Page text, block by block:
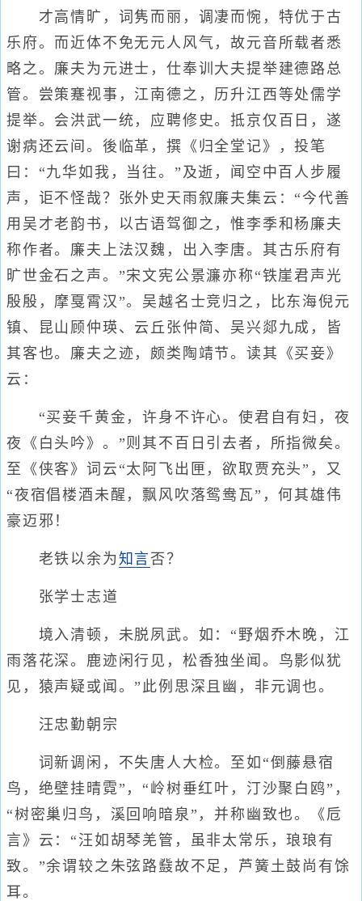
才高情旷，词隽而丽，调凄而惋，特优于古
乐府。而近体不免无元人风气，故元音所载者悉
略之。廉夫为元进士，仕奉训大夫提举建德路总
管。尝策蹇视事，江南德之，历升江西等处儒学
提举。会洪武一统，应聘修史。抵京仅百日，遂
谢病还云间。後临革，撰《归全堂记》，投笔
曰：“九华如我，当往。”及逝，闻空中百人步履
声，讵不怪哉？张外史天雨叙廉夫集云：“今代善
用吴才老韵书，以古语驾御之，惟李季和杨廉夫
称作者。廉夫上法汉魏，出入李唐。其古乐府有
旷世金石之声。”宋文宪公景濂亦称“铁崖君声光
殷殷，摩戛霄汉”。吴越名士竞归之，比东海倪元
镇、昆山顾仲瑛、云丘张仲简、吴兴郯九成，皆
其客也。廉夫之迹，颇类陶靖节。读其《买妾》
云：
“买妾千黄金，许身不许心。使君自有妇，夜
夜《白头吟》。”则其不百日引去者，所指微矣。
至《侠客》词云“太阿飞出匣，欲取贾充头”，又
“夜宿倡楼酒未醒，飘风吹落鸳鸯瓦”，何其雄伟
豪迈邪！
老铁以余为知言否？
张学士志道
境入清顿，未脱夙武。如：“野烟乔木晚，江
雨落花深。鹿迹闲行见，松香独坐闻。鸟影似犹
见，猿声疑或闻。”此例思深且幽，非元调也。
汪忠勤朝宗
词新调闲，不失唐人大检。至如“倒藤悬宿
鸟，绝壁挂晴霓”，“岭树垂红叶，汀沙聚白鸥”，
“树密巢归鸟，溪回响暗泉”，并称幽致也。《卮
言》云：“汪如胡琴羌管，虽非太常乐，琅琅有
致。”余谓较之朱弦路鼗故不足，芦簧土鼓尚有馀
耳。